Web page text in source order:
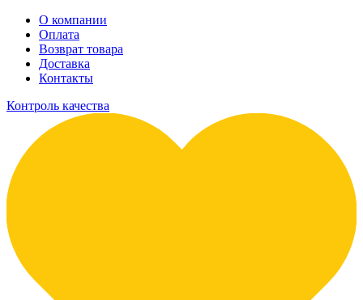
О компании
Оплата
Возврат товара
Доставка
Контакты
Контроль качества